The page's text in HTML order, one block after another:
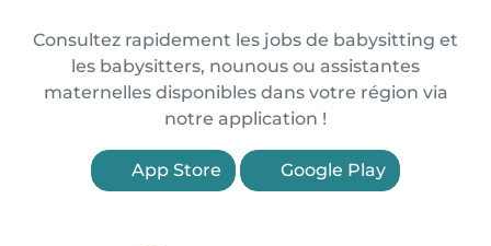
Consultez rapidement les jobs de babysitting et
les babysitters, nounous ou assistantes
maternelles disponibles dans votre région via
notre application !
App Store Google Play